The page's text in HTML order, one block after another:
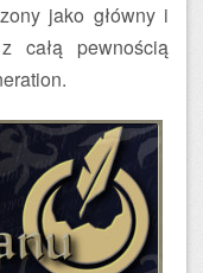
jako główny i
całą pewnością